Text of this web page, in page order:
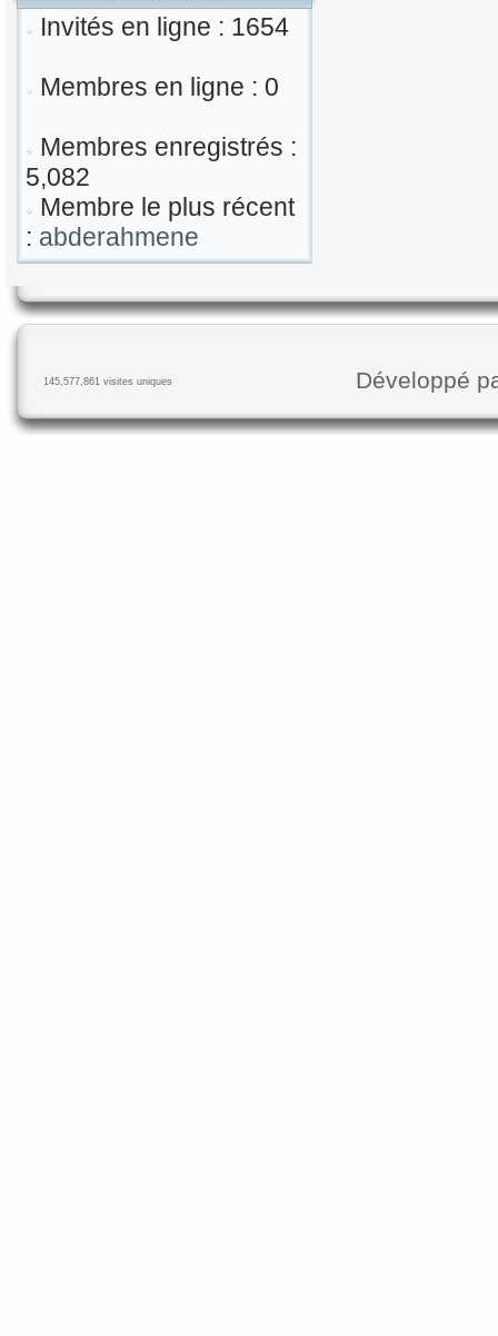
Invités en ligne : 1654
Membres en ligne : 0
Membres enregistrés :
5,082
Membre le plus récent
: abderahmene
145,577,861 visites uniques Développé